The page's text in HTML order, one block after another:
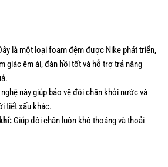
là một loại foam đệm được Nike phát triển,
giác êm ái, đàn hồi tốt và hỗ trợ trả năng
này giúp bảo vệ đôi chân khỏi nước và
tiết xấu khác.
Giúp đôi chân luôn khô thoáng và thoải